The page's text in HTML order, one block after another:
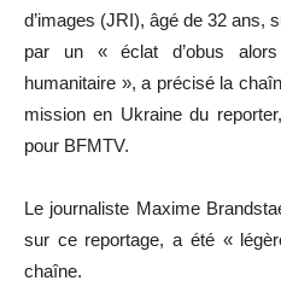
d’images (JRI), âgé de 32 ans,
par un « éclat d’obus
humanitaire », a précisé la
mission en Ukraine du
pour BFMTV.
Le journaliste Maxime
sur ce reportage, a été «
chaîne.